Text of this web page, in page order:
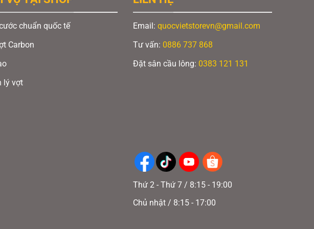
tâm.
đồng Cầu lông tại SEA
chuẩn quốc tế
Carbon
lý vợt
Email: quocvietstorevn@gmail.com
Tư vấn: 0886 737 868
Đặt sân cầu lông: 0383 121 131
Thứ 2 - Thứ 7 / 8:15 - 19:00
Chủ nhật / 8:15 - 17:00